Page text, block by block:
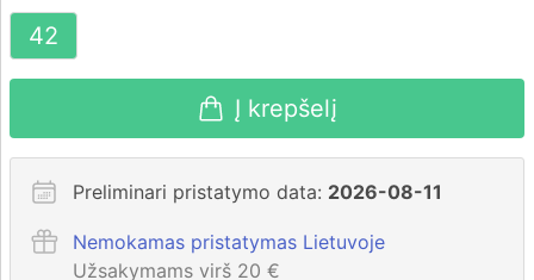
42
Į krepšelį
Preliminari pristatymo data: 2026-08-11
Nemokamas pristatymas Lietuvoje
Užsakymams virš 20 €